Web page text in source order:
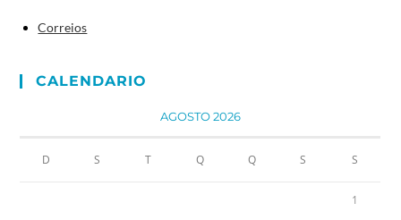
Correios
CALENDARIO
AGOSTO 2026
D S T Q Q S S
1